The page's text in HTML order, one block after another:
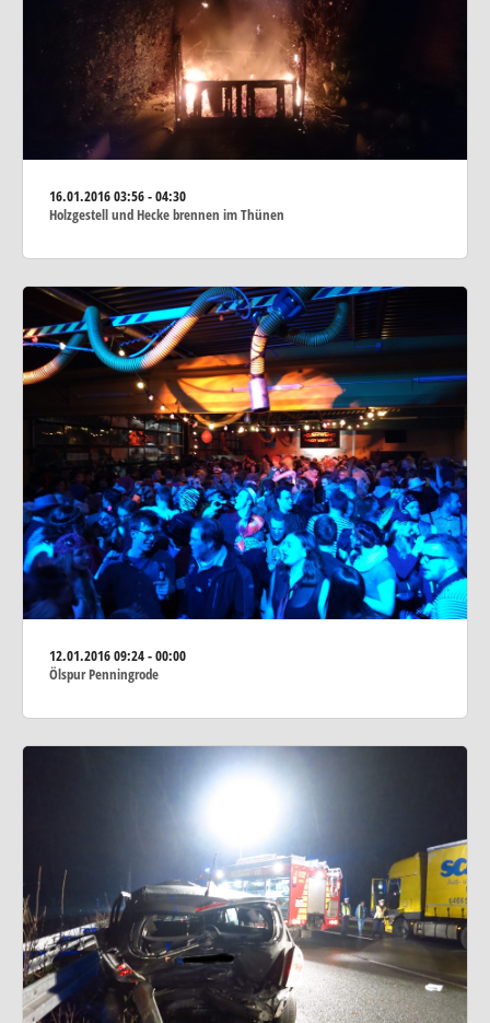
16.01.201603:56 - 04:30
Holzgestell und Hecke brennen im Thünen
12.01.201609:24 - 00:00
Ölspur Penningrode